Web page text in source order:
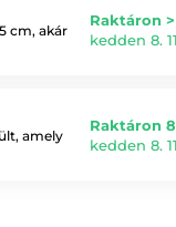
cm, akár
Raktáron
kedden 8.
amely
Raktáron
kedden 8.